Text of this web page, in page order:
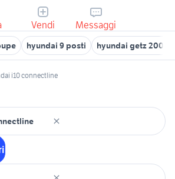
Vendi Messaggi
hyundai 9 posti hyundai getz 2003
i10 connectline